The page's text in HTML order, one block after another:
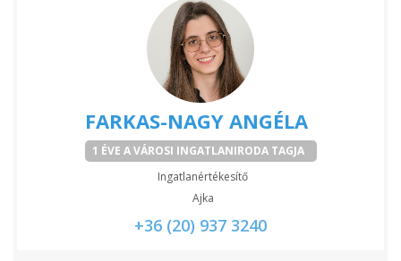
FARKAS-NAGY ANGÉLA
1 ÉVE A VÁROSI INGATLANIRODA TAGJA
Ingatlanértékesítő
Ajka
+36 (20) 937 3240